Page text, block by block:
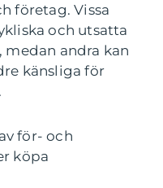
företag. Vissa
och utsatta
andra kan
känsliga för
för- och
köpa